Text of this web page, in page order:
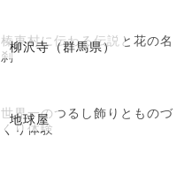
柳沢寺（群馬県）
榛東村に伝わる伝説と花の名
刹
地球屋
世界一のつるし飾りとものづ
くり体験